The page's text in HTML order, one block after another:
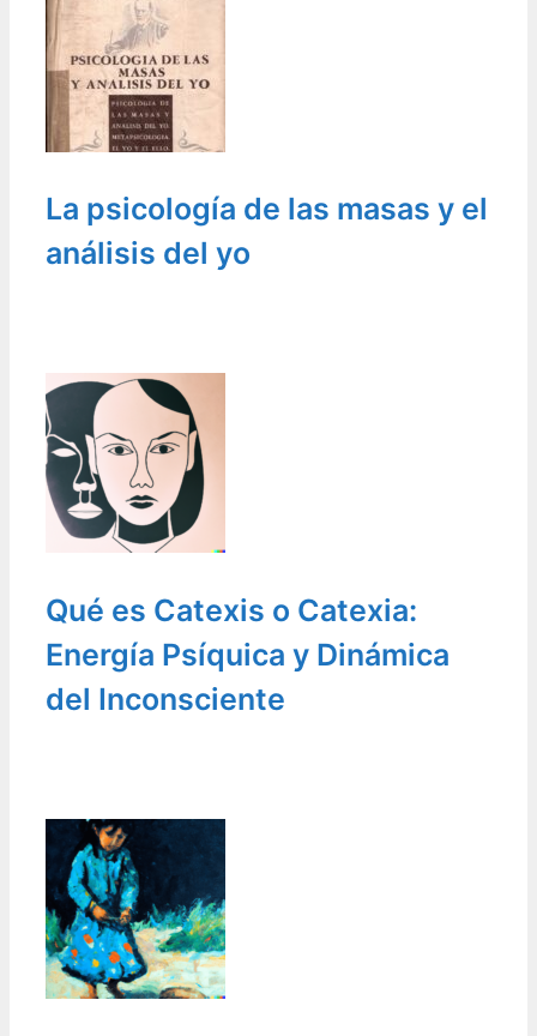
La psicología de las masas y el
análisis del yo
Qué es Catexis o Catexia:
Energía Psíquica y Dinámica
del Inconsciente